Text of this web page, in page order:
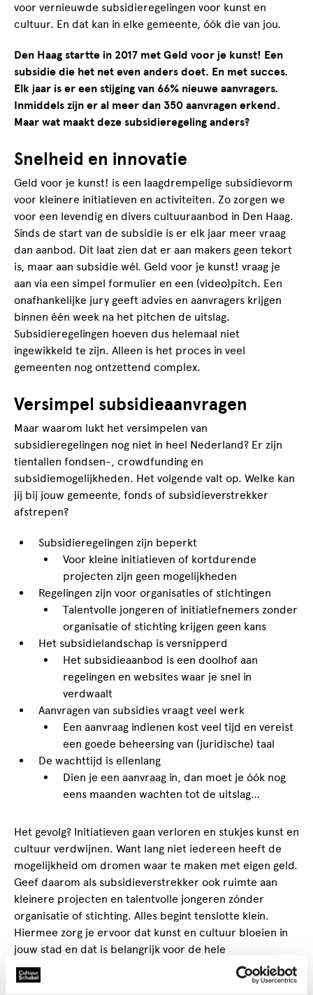
voor vernieuwde subsidieregelingen voor kunst en
cultuur. En dat kan in elke gemeente, óók die van jou.
Den Haag startte in 2017 met Geld voor je kunst! Een
subsidie die het net even anders doet. En met succes.
Elk jaar is er een stijging van 66% nieuwe aanvragers.
Inmiddels zijn er al meer dan 350 aanvragen erkend.
Maar wat maakt deze subsidieregeling anders?
Snelheid en innovatie
Geld voor je kunst! is een laagdrempelige subsidievorm
voor kleinere initiatieven en activiteiten. Zo zorgen we
voor een levendig en divers cultuuraanbod in Den Haag.
Sinds de start van de subsidie is er elk jaar meer vraag
dan aanbod. Dit laat zien dat er aan makers geen tekort
is, maar aan subsidie wél. Geld voor je kunst! vraag je
aan via een simpel formulier en een (video)pitch. Een
onafhankelijke jury geeft advies en aanvragers krijgen
binnen één week na het pitchen de uitslag.
Subsidieregelingen hoeven dus helemaal niet
ingewikkeld te zijn. Alleen is het proces in veel
gemeenten nog ontzettend complex.
Versimpel subsidieaanvragen
Maar waarom lukt het versimpelen van
subsidieregelingen nog niet in heel Nederland? Er zijn
tientallen fondsen-, crowdfunding en
subsidiemogelijkheden. Het volgende valt op. Welke kan
jij bij jouw gemeente, fonds of subsidieverstrekker
afstrepen?
Subsidieregelingen zijn beperkt
Voor kleine initiatieven of kortdurende
projecten zijn geen mogelijkheden
Regelingen zijn voor organisaties of stichtingen
Talentvolle jongeren of initiatiefnemers zonder
organisatie of stichting krijgen geen kans
Het subsidielandschap is versnipperd
Het subsidieaanbod is een doolhof aan
regelingen en websites waar je snel in
verdwaalt
Aanvragen van subsidies vraagt veel werk
Een aanvraag indienen kost veel tijd en vereist
een goede beheersing van (juridische) taal
De wachttijd is ellenlang
Dien je een aanvraag in, dan moet je óók nog
eens maanden wachten tot de uitslag…
Het gevolg? Initiatieven gaan verloren en stukjes kunst en
cultuur verdwijnen. Want lang niet iedereen heeft de
mogelijkheid om dromen waar te maken met eigen geld.
Geef daarom als subsidieverstrekker ook ruimte aan
kleinere projecten en talentvolle jongeren zónder
organisatie of stichting. Alles begint tenslotte klein.
Hiermee zorg je ervoor dat kunst en cultuur bloeien in
jouw stad en dat is belangrijk voor de hele
maatschappij.